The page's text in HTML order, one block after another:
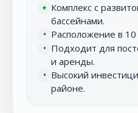
+ Комплекс с
бассейнами.
• Расположение в
• Подходит для
и аренды.
• Высокий
районе.